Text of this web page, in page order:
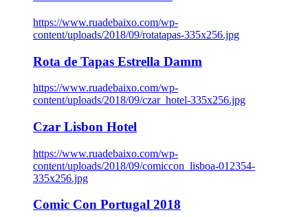
https://www.ruadebaixo.com/wp-
content/uploads/2018/09/rotatapas-335x256.jpg
Rota de Tapas Estrella Damm
https://www.ruadebaixo.com/wp-
content/uploads/2018/09/czar_hotel-335x256.jpg
Czar Lisbon Hotel
https://www.ruadebaixo.com/wp-
content/uploads/2018/09/comiccon_lisboa-012354-
335x256.jpg
Comic Con Portugal 2018